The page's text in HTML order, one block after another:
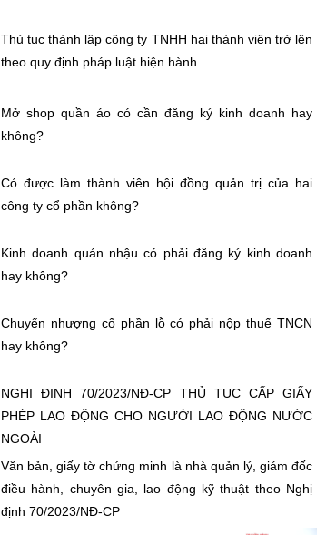
Thủ tục thành lập công ty TNHH hai thành viên trở lên
theo quy định pháp luật hiện hành
Mở shop quần áo có cần đăng ký kinh doanh hay
không?
Có được làm thành viên hội đồng quản trị của hai
công ty cổ phần không?
Kinh doanh quán nhậu có phải đăng ký kinh doanh
hay không?
Chuyển nhượng cổ phần lỗ có phải nộp thuế TNCN
hay không?
NGHỊ ĐỊNH 70/2023/NĐ-CP THỦ TỤC CẤP GIẤY
PHÉP LAO ĐỘNG CHO NGƯỜI LAO ĐỘNG NƯỚC
NGOÀI
Văn bản, giấy tờ chứng minh là nhà quản lý, giám đốc
điều hành, chuyên gia, lao động kỹ thuật theo Nghị
định 70/2023/NĐ-CP